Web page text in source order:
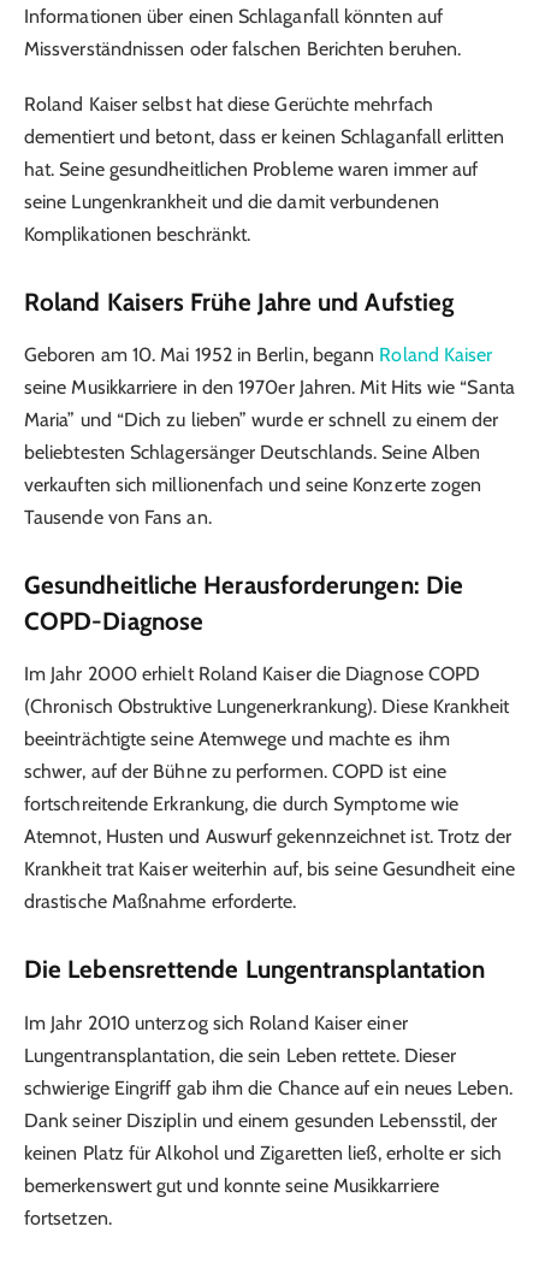
Informationen über einen Schlaganfall könnten auf
Missverständnissen oder falschen Berichten beruhen.
Roland Kaiser selbst hat diese Gerüchte mehrfach
dementiert und betont, dass er keinen Schlaganfall erlitten
hat. Seine gesundheitlichen Probleme waren immer auf
seine Lungenkrankheit und die damit verbundenen
Komplikationen beschränkt.
Roland Kaisers Frühe Jahre und Aufstieg
Geboren am 10. Mai 1952 in Berlin, begann Roland Kaiser
seine Musikkarriere in den 1970er Jahren. Mit Hits wie “Santa
Maria” und “Dich zu lieben” wurde er schnell zu einem der
beliebtesten Schlagersänger Deutschlands. Seine Alben
verkauften sich millionenfach und seine Konzerte zogen
Tausende von Fans an.
Gesundheitliche Herausforderungen: Die
COPD-Diagnose
Im Jahr 2000 erhielt Roland Kaiser die Diagnose COPD
(Chronisch Obstruktive Lungenerkrankung). Diese Krankheit
beeinträchtigte seine Atemwege und machte es ihm
schwer, auf der Bühne zu performen. COPD ist eine
fortschreitende Erkrankung, die durch Symptome wie
Atemnot, Husten und Auswurf gekennzeichnet ist. Trotz der
Krankheit trat Kaiser weiterhin auf, bis seine Gesundheit eine
drastische Maßnahme erforderte.
Die Lebensrettende Lungentransplantation
Im Jahr 2010 unterzog sich Roland Kaiser einer
Lungentransplantation, die sein Leben rettete. Dieser
schwierige Eingriff gab ihm die Chance auf ein neues Leben.
Dank seiner Disziplin und einem gesunden Lebensstil, der
keinen Platz für Alkohol und Zigaretten ließ, erholte er sich
bemerkenswert gut und konnte seine Musikkarriere
fortsetzen.